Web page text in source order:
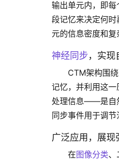
输出单元内，即
段记忆来决定何
元的信息密度和
神经同步，实现
CTM架构围
记忆，并利用这
处理信息——是自
同步事件用于调
广泛应用，展现
在图像分类、